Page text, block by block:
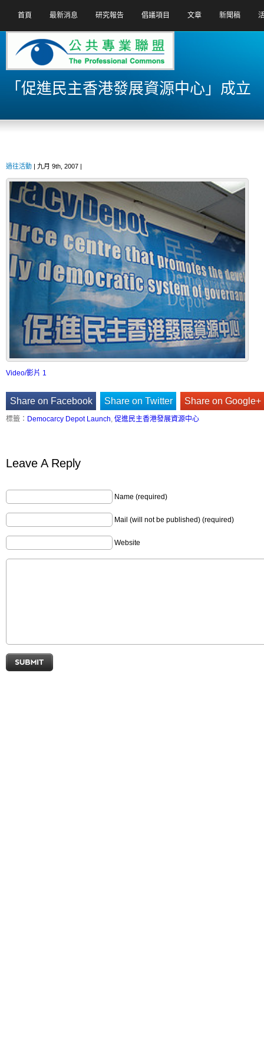
首頁 最新消息 研究報告 倡議項目 文章 新聞稿
「促進民主香港發展資源中心」成立
過往活動 | 九月 9th, 2007 |
Video/影片 1
Share on Facebook Share on Twitter Share on Google+
標籤： Democarcy Depot Launch, 促進民主香港發展資源中心
Leave A Reply
Name (required)
Mail (will not be published) (required)
Website